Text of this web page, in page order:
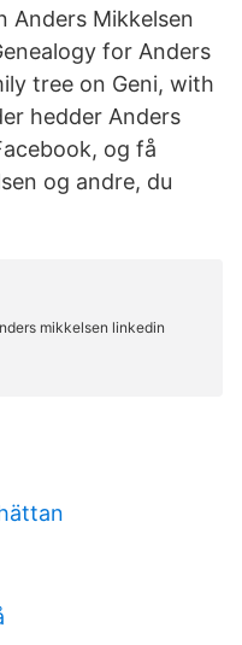
Anders Mikkelsen
for Anders
tree on Geni, with
hedder Anders
og få
og andre, du